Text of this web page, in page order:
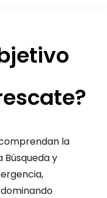
la
y